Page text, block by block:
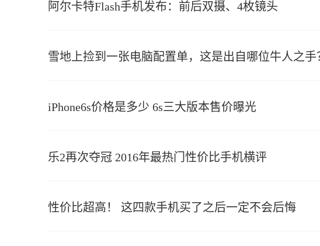
阿尔卡特Flash手机发布：前后双摄、4枚镜头
雪地上捡到一张电脑配置单，这是出自哪位牛人之手
iPhone6s价格是多少 6s三大版本售价曝光
乐2再次夺冠 2016年最热门性价比手机横评
性价比超高！ 这四款手机买了之后一定不会后悔